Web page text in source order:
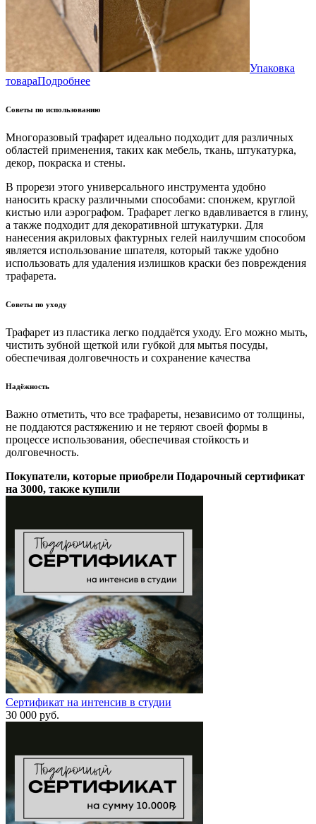
Упаковка
товараПодробнее
Советы по использованию
Многоразовый трафарет идеально подходит для различных
областей применения, таких как мебель, ткань, штукатурка,
декор, покраска и стены.
В прорези этого универсального инструмента удобно
наносить краску различными способами: спонжем, круглой
кистью или аэрографом. Трафарет легко вдавливается в глину,
а также подходит для декоративной штукатурки. Для
нанесения акриловых фактурных гелей наилучшим способом
является использование шпателя, который также удобно
использовать для удаления излишков краски без повреждения
трафарета.
Советы по уходу
Трафарет из пластика легко поддаётся уходу. Его можно мыть,
чистить зубной щеткой или губкой для мытья посуды,
обеспечивая долговечность и сохранение качества
Надёжность
Важно отметить, что все трафареты, независимо от толщины,
не поддаются растяжению и не теряют своей формы в
процессе использования, обеспечивая стойкость и
долговечность.
Покупатели, которые приобрели Подарочный сертификат
на 3000, также купили
Сертификат на интенсив в студии
30 000 руб.